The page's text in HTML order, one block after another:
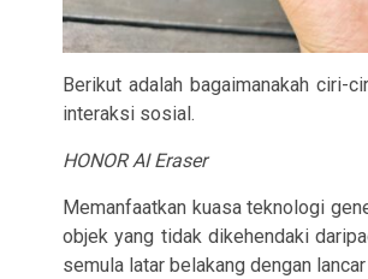
Berikut adalah bagaimanakah ciri-
interaksi sosial.
HONOR AI Eraser
Memanfaatkan kuasa teknologi
objek yang tidak dikehendaki
semula latar belakang dengan